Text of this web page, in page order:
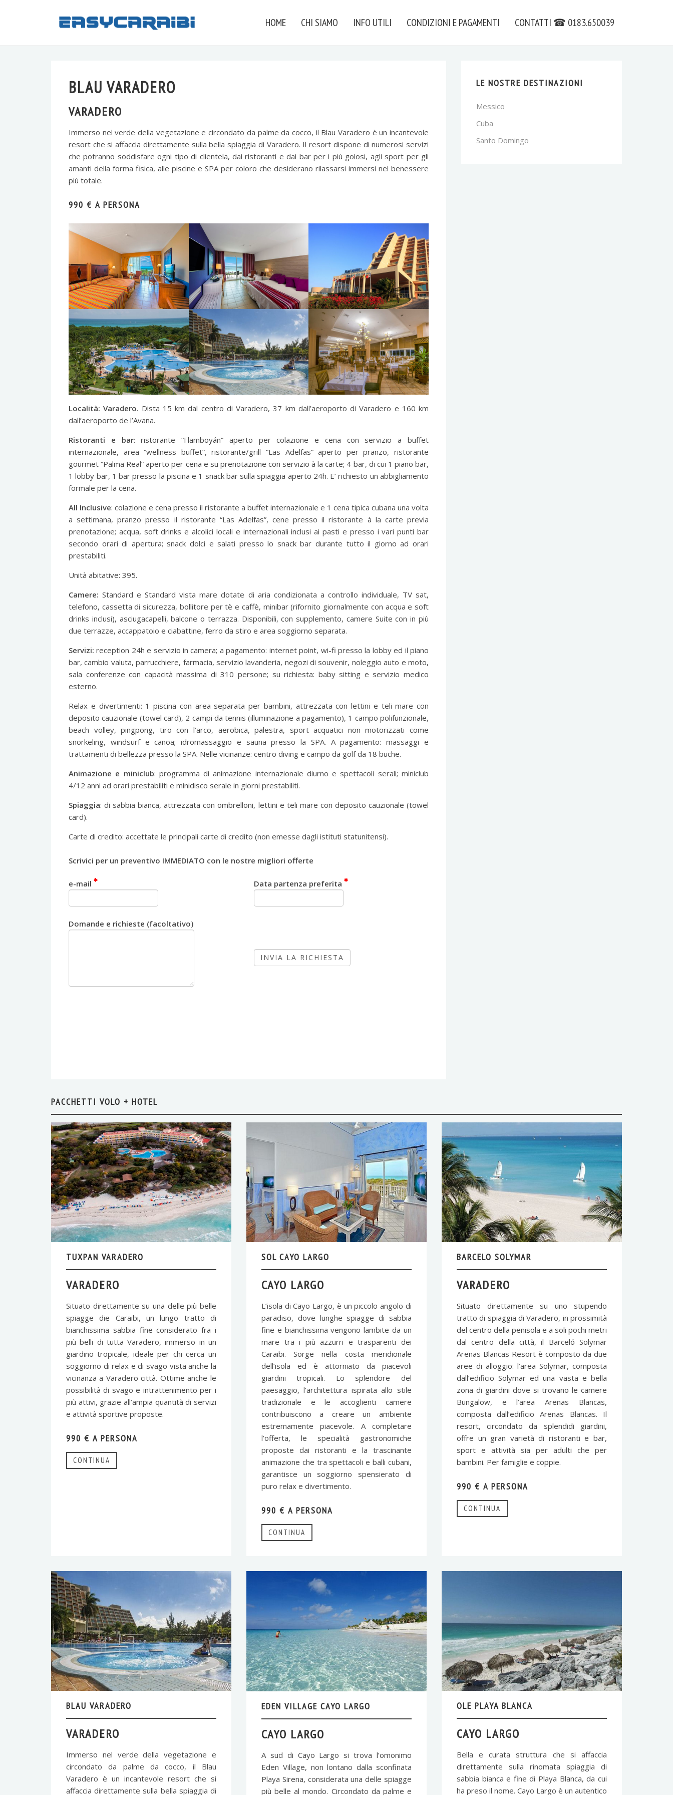
HOME CHI SIAMO INFO UTILI CONDIZIONI E PAGAMENTI CONTATTI ☎ 0183.650039
BLAU VARADERO
VARADERO
Immerso nel verde della vegetazione e circondato da palme da cocco, il Blau Varadero è un incantevole
resort che si affaccia direttamente sulla bella spiaggia di Varadero. Il resort dispone di numerosi servizi
che potranno soddisfare ogni tipo di clientela, dai ristoranti e dai bar per i più golosi, agli sport per gli
amanti della forma fisica, alle piscine e SPA per coloro che desiderano rilassarsi immersi nel benessere
più totale.
990 € A PERSONA
Località: Varadero. Dista 15 km dal centro di Varadero, 37 km dall’aeroporto di Varadero e 160 km
dall’aeroporto de l’Avana.
Ristoranti e bar: ristorante “Flamboyán” aperto per colazione e cena con servizio a buffet
internazionale, area “wellness buffet”, ristorante/grill “Las Adelfas” aperto per pranzo, ristorante
gourmet “Palma Real” aperto per cena e su prenotazione con servizio à la carte; 4 bar, di cui 1 piano bar,
1 lobby bar, 1 bar presso la piscina e 1 snack bar sulla spiaggia aperto 24h. E’ richiesto un abbigliamento
formale per la cena.
All Inclusive: colazione e cena presso il ristorante a buffet internazionale e 1 cena tipica cubana una volta
a settimana, pranzo presso il ristorante “Las Adelfas”, cene presso il ristorante à la carte previa
prenotazione; acqua, soft drinks e alcolici locali e internazionali inclusi ai pasti e presso i vari punti bar
secondo orari di apertura; snack dolci e salati presso lo snack bar durante tutto il giorno ad orari
prestabiliti.
Unità abitative: 395.
Camere: Standard e Standard vista mare dotate di aria condizionata a controllo individuale, TV sat,
telefono, cassetta di sicurezza, bollitore per tè e caffè, minibar (rifornito giornalmente con acqua e soft
drinks inclusi), asciugacapelli, balcone o terrazza. Disponibili, con supplemento, camere Suite con in più
due terrazze, accappatoio e ciabattine, ferro da stiro e area soggiorno separata.
Servizi: reception 24h e servizio in camera; a pagamento: internet point, wi-fi presso la lobby ed il piano
bar, cambio valuta, parrucchiere, farmacia, servizio lavanderia, negozi di souvenir, noleggio auto e moto,
sala conferenze con capacità massima di 310 persone; su richiesta: baby sitting e servizio medico
esterno.
Relax e divertimenti: 1 piscina con area separata per bambini, attrezzata con lettini e teli mare con
deposito cauzionale (towel card), 2 campi da tennis (illuminazione a pagamento), 1 campo polifunzionale,
beach volley, pingpong, tiro con l’arco, aerobica, palestra, sport acquatici non motorizzati come
snorkeling, windsurf e canoa; idromassaggio e sauna presso la SPA. A pagamento: massaggi e
trattamenti di bellezza presso la SPA. Nelle vicinanze: centro diving e campo da golf da 18 buche.
Animazione e miniclub: programma di animazione internazionale diurno e spettacoli serali; miniclub
4/12 anni ad orari prestabiliti e minidisco serale in giorni prestabiliti.
Spiaggia: di sabbia bianca, attrezzata con ombrelloni, lettini e teli mare con deposito cauzionale (towel
card).
Carte di credito: accettate le principali carte di credito (non emesse dagli istituti statunitensi).
Scrivici per un preventivo IMMEDIATO con le nostre migliori offerte
e-mail Data partenza preferita
Domande e richieste (facoltativo)
LE NOSTRE DESTINAZIONI
Messico
Cuba
Santo Domingo
PACCHETTI VOLO + HOTEL
TUXPAN VARADERO
VARADERO
Situato direttamente su una delle più belle
spiagge die Caraibi, un lungo tratto di
bianchissima sabbia fine considerato fra i
più belli di tutta Varadero, immerso in un
giardino tropicale, ideale per chi cerca un
soggiorno di relax e di svago vista anche la
vicinanza a Varadero città. Ottime anche le
possibilità di svago e intrattenimento per i
più attivi, grazie all’ampia quantità di servizi
e attività sportive proposte.
990 € A PERSONA
CONTINUA
SOL CAYO LARGO
CAYO LARGO
L’isola di Cayo Largo, è un piccolo angolo di
paradiso, dove lunghe spiagge di sabbia
fine e bianchissima vengono lambite da un
mare tra i più azzurri e trasparenti dei
Caraibi. Sorge nella costa meridionale
dell’isola ed è attorniato da piacevoli
giardini tropicali. Lo splendore del
paesaggio, l’architettura ispirata allo stile
tradizionale e le accoglienti camere
contribuiscono a creare un ambiente
estremamente piacevole. A completare
l’offerta, le specialità gastronomiche
proposte dai ristoranti e la trascinante
animazione che tra spettacoli e balli cubani,
garantisce un soggiorno spensierato di
puro relax e divertimento.
990 € A PERSONA
CONTINUA
BARCELO SOLYMAR
VARADERO
Situato direttamente su uno stupendo
tratto di spiaggia di Varadero, in prossimità
del centro della penisola e a soli pochi metri
dal centro della città, il Barceló Solymar
Arenas Blancas Resort è composto da due
aree di alloggio: l’area Solymar, composta
dall’edificio Solymar ed una vasta e bella
zona di giardini dove si trovano le camere
Bungalow, e l’area Arenas Blancas,
composta dall’edificio Arenas Blancas. Il
resort, circondato da splendidi giardini,
offre un gran varietà di ristoranti e bar,
sport e attività sia per adulti che per
bambini. Per famiglie e coppie.
990 € A PERSONA
CONTINUA
BLAU VARADERO
VARADERO
Immerso nel verde della vegetazione e
circondato da palme da cocco, il Blau
Varadero è un incantevole resort che si
affaccia direttamente sulla bella spiaggia di
EDEN VILLAGE CAYO LARGO
CAYO LARGO
A sud di Cayo Largo si trova l’omonimo
Eden Village, non lontano dalla sconfinata
Playa Sirena, considerata una delle spiagge
più belle al mondo. Circondato da palme e
OLE PLAYA BLANCA
CAYO LARGO
Bella e curata struttura che si affaccia
direttamente sulla rinomata spiaggia di
sabbia bianca e fine di Playa Blanca, da cui
ha preso il nome. Cayo Largo è un autentico